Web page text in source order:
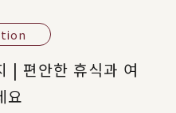
| 편안한 휴식과 여
요